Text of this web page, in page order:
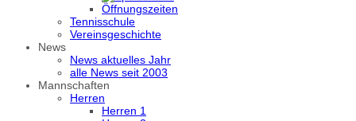
Öffnungszeiten
Tennisschule
Vereinsgeschichte
News
News aktuelles Jahr
alle News seit 2003
Mannschaften
Herren
Herren 1